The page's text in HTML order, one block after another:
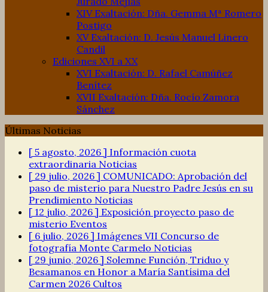
XIV Exaltación: Dña. Gemma Mª Romero
Postigo
XV Exaltación: D. Jesús Manuel Linero
Candil
Ediciones XVI a XX
XVI Exaltación: D. Rafael Camúñez
Benítez
XVII Exaltación: Dña. Rocío Zamora
Sánchez
Últimas Noticias
[ 5 agosto, 2026 ] Información cuota
extraordinaria Noticias
[ 29 julio, 2026 ] COMUNICADO: Aprobación del
paso de misterio para Nuestro Padre Jesús en su
Prendimiento Noticias
[ 12 julio, 2026 ] Exposición proyecto paso de
misterio Eventos
[ 6 julio, 2026 ] Imágenes VII Concurso de
fotografía Monte Carmelo Noticias
[ 29 junio, 2026 ] Solemne Función, Triduo y
Besamanos en Honor a María Santísima del
Carmen 2026 Cultos